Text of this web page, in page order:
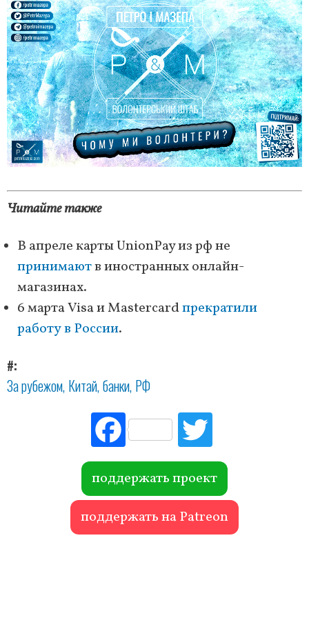
Читайте также
В апреле карты UnionPay из рф не
принимаютв иностранных онлайн-
магазинах.
6 марта Visa и Mastercardпрекратили
работу в России.
#
За рубежом Китай банки РФ
Fac
ebo
ok r
поддержать проект
поддержать на Patreon